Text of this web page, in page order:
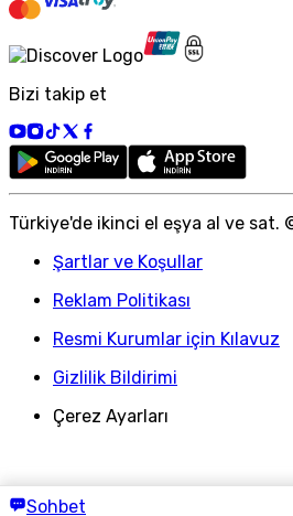
Sohbet
Bizi takip et
Türkiye'de ikinci el eşya al ve sat.
Şartlar ve Koşullar
Reklam Politikası
Resmi Kurumlar için Kılavuz
Gizlilik Bildirimi
Çerez Ayarları